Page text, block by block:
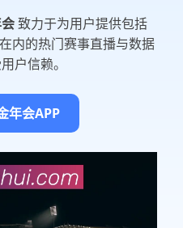
致力于为用户提供包括
内的热门赛事直播与数据
户信赖。
年会APP